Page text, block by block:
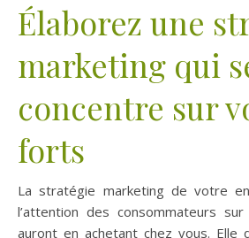
Élaborez une
marketing qui
concentre sur
forts
La stratégie marketing de votre
l’attention des consommateurs sur
auront en achetant chez vous.